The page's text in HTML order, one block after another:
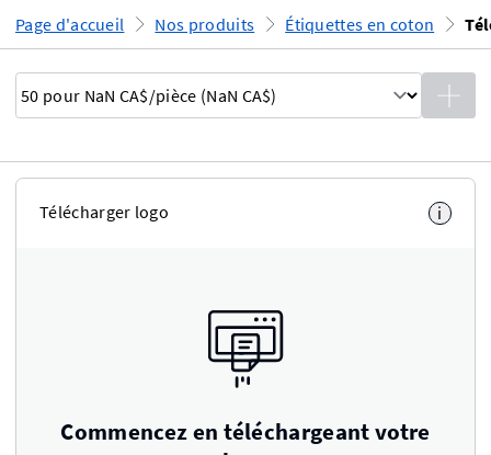
Page d'accueil Nos produits Étiquettes en coton
Télécharger logo i
Commencez en téléchargeant votre